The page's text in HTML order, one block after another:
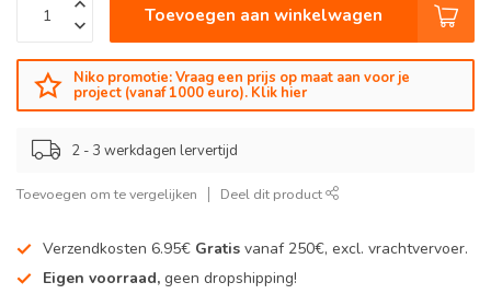
Toevoegen aan winkelwagen
Niko promotie: Vraag een prijs op maat aan voor je
project (vanaf 1000 euro). Klik hier
2 - 3 werkdagen lervertijd
Toevoegen om te vergelijken Deel dit product
Verzendkosten 6.95€ Gratis vanaf 250€, excl. vrachtvervoer.
Eigen voorraad, geen dropshipping!